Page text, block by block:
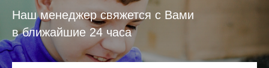
Наш менеджер свяжется с Вами
в ближайшие 24 часа